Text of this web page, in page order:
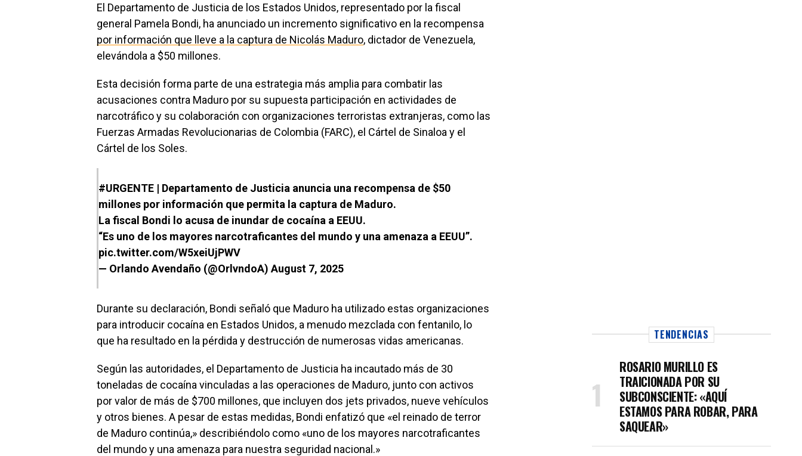
El Departamento de Justicia de los Estados Unidos, representado por la fiscal
general Pamela Bondi, ha anunciado un incremento significativo en la recompensa
por información que lleve a la captura de Nicolás Maduro, dictador de Venezuela,
elevándola a $50 millones.
Esta decisión forma parte de una estrategia más amplia para combatir las
acusaciones contra Maduro por su supuesta participación en actividades de
narcotráfico y su colaboración con organizaciones terroristas extranjeras, como las
Fuerzas Armadas Revolucionarias de Colombia (FARC), el Cártel de Sinaloa y el
Cártel de los Soles.
#URGENTE | Departamento de Justicia anuncia una recompensa de $50
millones por información que permita la captura de Maduro.
La fiscal Bondi lo acusa de inundar de cocaína a EEUU.
“Es uno de los mayores narcotraficantes del mundo y una amenaza a EEUU”.
pic.twitter.com/W5xeiUjPWV
— Orlando Avendaño (@OrlvndoA) August 7, 2025
Durante su declaración, Bondi señaló que Maduro ha utilizado estas organizaciones
para introducir cocaína en Estados Unidos, a menudo mezclada con fentanilo, lo
que ha resultado en la pérdida y destrucción de numerosas vidas americanas.
Según las autoridades, el Departamento de Justicia ha incautado más de 30
toneladas de cocaína vinculadas a las operaciones de Maduro, junto con activos
por valor de más de $700 millones, que incluyen dos jets privados, nueve vehículos
y otros bienes. A pesar de estas medidas, Bondi enfatizó que «el reinado de terror
de Maduro continúa,» describiéndolo como «uno de los mayores narcotraficantes
del mundo y una amenaza para nuestra seguridad nacional.»
TENDENCIAS
ROSARIO MURILLO ES
TRAICIONADA POR SU
SUBCONSCIENTE: «AQUÍ
ESTAMOS PARA ROBAR, PARA
SAQUEAR»